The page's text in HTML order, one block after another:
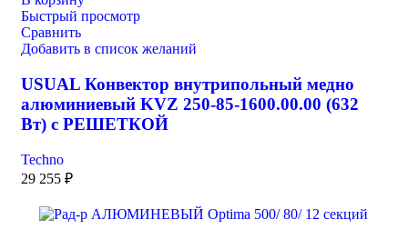
Быстрый просмотр
Сравнить
Добавить в список желаний
USUAL Конвектор внутрипольный медно
алюминиевый KVZ 250-85-1600.00.00 (632
Вт) с РЕШЕТКОЙ
Techno
29 255 ₽